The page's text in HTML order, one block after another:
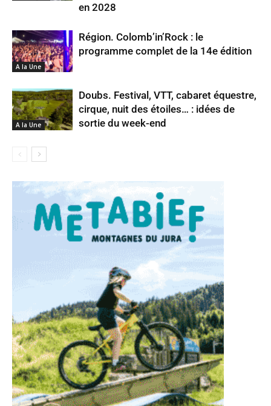
en 2028
A la Une
Région. Colomb’in’Rock : le
programme complet de la 14e édition
A la Une
Doubs. Festival, VTT, cabaret équestre,
cirque, nuit des étoiles… : idées de
sortie du week-end